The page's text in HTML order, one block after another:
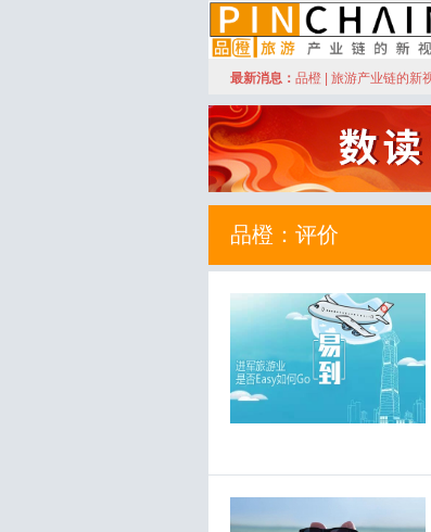
品橙旅游
最新消息： 品橙 | 旅游产业链的新
品橙：评价